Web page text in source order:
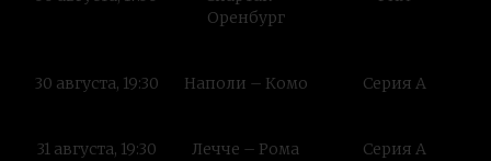
Оренбург
30 августа, 19:30 Наполи – Комо Серия А
31 августа, 19:30 Лечче – Рома Серия А